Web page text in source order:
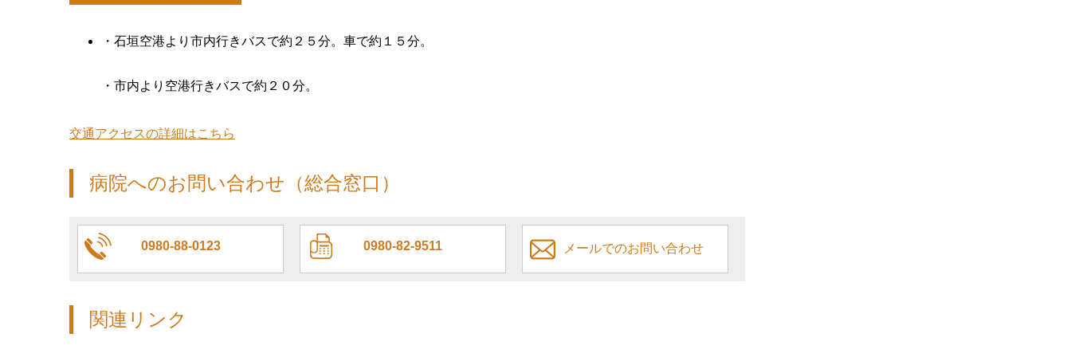
・石垣空港より市内行きバスで約２５分。車で約１５分。
・市内より空港行きバスで約２０分。
交通アクセスの詳細はこちら
病院へのお問い合わせ（総合窓口）
0980-88-0123 0980-82-9511 メールでのお問い合わせ
関連リンク